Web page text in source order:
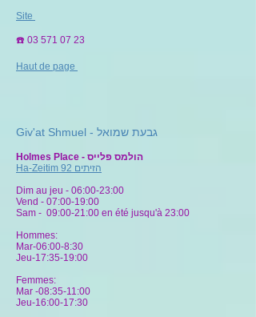
Site
☎️ 03 571 07 23
Haut de page
Giv'at Shmuel - גבעת שמואל
Holmes Place - הולמס פלייס
Ha-Zeitim 92 הזיתים
Dim au jeu - 06:00-23:00
Vend - 07:00-19:00
Sam - 09:00-21:00 en été jusqu'à 23:00
Hommes:
Mar-06:00-8:30
Jeu-17:35-19:00
Femmes:
Mar -08:35-11:00
Jeu-16:00-17:30